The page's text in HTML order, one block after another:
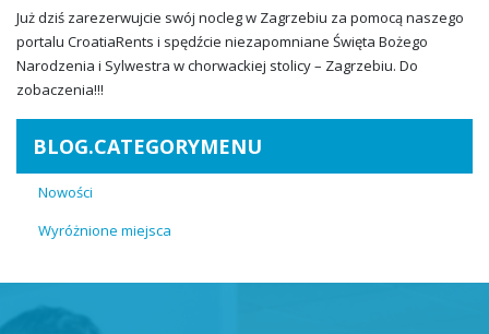
Już dziś zarezerwujcie swój nocleg w Zagrzebiu za pomocą naszego
portalu CroatiaRents i spędźcie niezapomniane Święta Bożego
Narodzenia i Sylwestra w chorwackiej stolicy – Zagrzebiu. Do
zobaczenia!!!
BLOG.CATEGORYMENU
Nowości
Wyróżnione miejsca